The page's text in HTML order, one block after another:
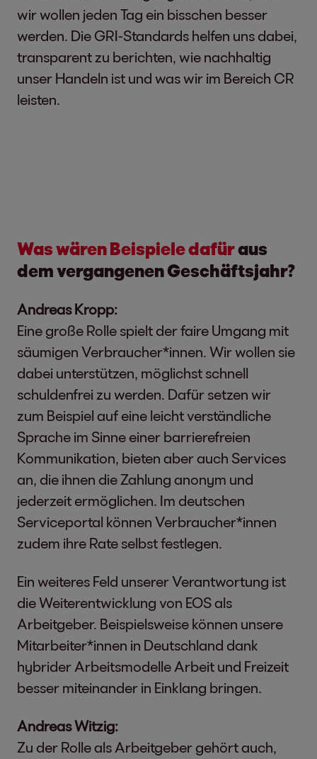
wir wollen jeden Tag ein bisschen besser
werden. Die GRI-Standards helfen uns dabei,
transparent zu berichten, wie nachhaltig
unser Handeln ist und was wir im Bereich CR
leisten.
Was wären Beispiele dafüraus
dem vergangenen Geschäftsjahr?
Andreas Kropp:
Eine große Rolle spielt der faire Umgang mit
säumigen Verbraucher*innen. Wir wollen sie
dabei unterstützen, möglichst schnell
schuldenfrei zu werden. Dafür setzen wir
zum Beispiel auf eine leicht verständliche
Sprache im Sinne einer barrierefreien
Kommunikation, bieten aber auch Services
an, die ihnen die Zahlung anonym und
jederzeit ermöglichen. Im deutschen
Serviceportal können Verbraucher*innen
zudem ihre Rate selbst festlegen.
Ein weiteres Feld unserer Verantwortung ist
die Weiterentwicklung von EOS als
Arbeitgeber. Beispielsweise können unsere
Mitarbeiter*innen in Deutschland dank
hybrider Arbeitsmodelle Arbeit und Freizeit
besser miteinander in Einklang bringen.
Andreas Witzig:
Zu der Rolle als Arbeitgeber gehört auch,